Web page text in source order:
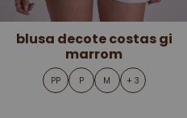
blusa decote costas gi
marrom
PP P M + 3